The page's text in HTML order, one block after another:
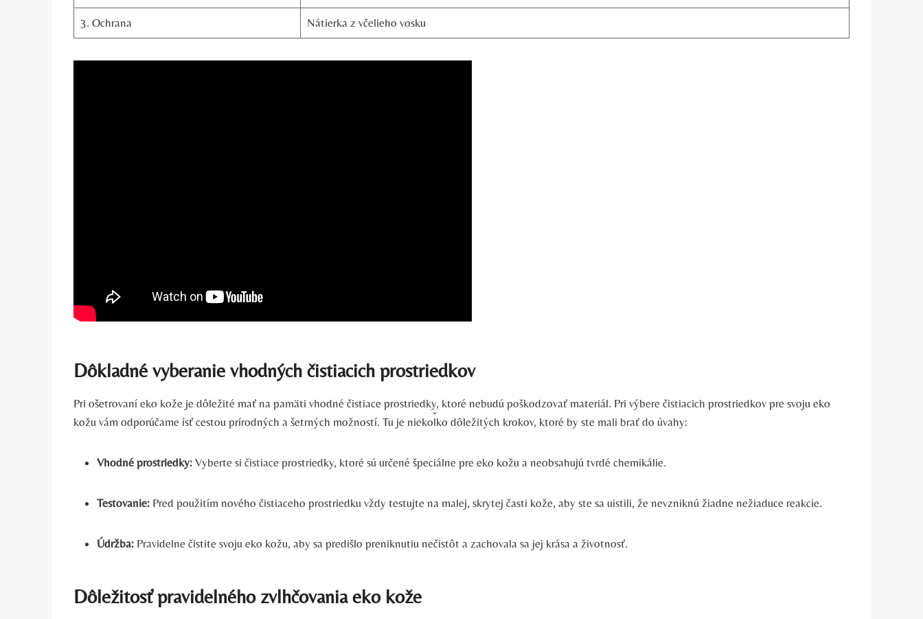
3. Ochrana Nátierka z včelieho vosku
Dôkladné vyberanie vhodných čistiacich prostriedkov
Pri ošetrovaní eko kože je dôležité mať na pamäti vhodné čistiace prostriedky, ktoré nebudú poškodzovať materiál. Pri výbere čistiacich prostriedkov pre svoju eko
kožu vám odporúčame ísť cestou prírodných a šetrných možností. Tu je niekoľko dôležitých krokov, ktoré by ste mali brať do úvahy:
Vhodné prostriedky: Vyberte si čistiace prostriedky, ktoré sú určené špeciálne pre eko kožu a neobsahujú tvrdé chemikálie.
Testovanie: Pred použitím nového čistiaceho prostriedku vždy testujte na malej, skrytej časti kože, aby ste sa uistili, že nevzniknú žiadne nežiaduce reakcie.
Údržba: Pravidelne čistite svoju eko kožu, aby sa predišlo preniknutiu nečistôt a zachovala sa jej krása a životnosť.
Dôležitosť pravidelného zvlhčovania eko kože